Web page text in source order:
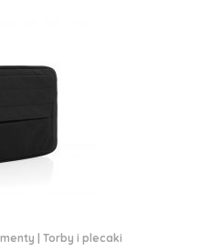
Torby i plecaki